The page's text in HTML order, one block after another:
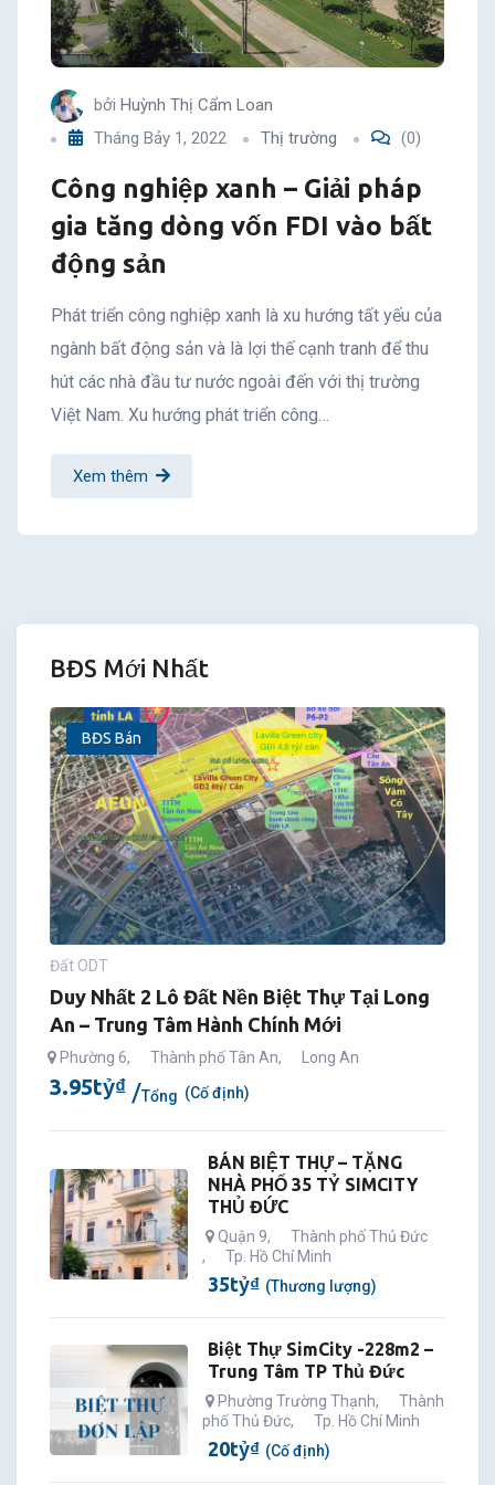
bởi Huỳnh Thị Cẩm Loan
Tháng Bảy 1, 2022
Thị trường (0)
Công nghiệp xanh – Giải pháp
gia tăng dòng vốn FDI vào bất
động sản
Phát triển công nghiệp xanh là xu hướng tất yếu của
ngành bất động sản và là lợi thế cạnh tranh để thu
hút các nhà đầu tư nước ngoài đến với thị trường
Việt Nam. Xu hướng phát triển công…
Xem thêm
BĐS Mới Nhất
BĐS Bán
Đất ODT
Duy Nhất 2 Lô Đất Nền Biệt Thự Tại Long
An – Trung Tâm Hành Chính Mới
Phường 6, Thành phố Tân An, Long An
3.95tỷ₫ Tổng (Cố định)
BÁN BIỆT THỰ – TẶNG
NHÀ PHỐ 35 TỶ SIMCITY
THỦ ĐỨC
Quận 9,
Thành phố Thủ Đức
,
Tp. Hồ Chí Minh
35tỷ₫ (Thương lượng)
Biệt Thự SimCity -228m2 –
Trung Tâm TP Thủ Đức
Phường Trường Thạnh,
Thành
phố Thủ Đức, Tp. Hồ Chí Minh
20tỷ₫ (Cố định)